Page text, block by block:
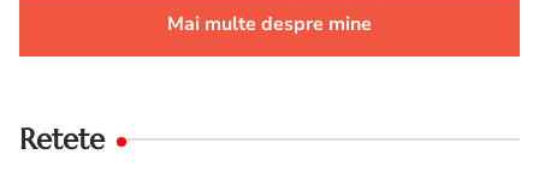
Mai multe despre mine
Retete